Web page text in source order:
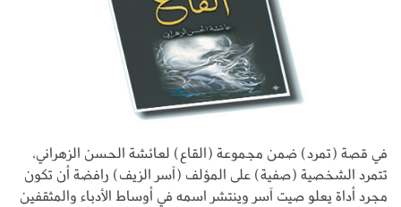
في قصة (تمرد) ضمن مجموعة (القاع) لعائشة الحسن الزهراني،
تتمرد الشخصية (صفية) على المؤلف (آسر الزيف) رافضة أن تكون
مجرد أداة يعلو صيت آسر وينتشر اسمه في أوساط الأدباء والمثقفين